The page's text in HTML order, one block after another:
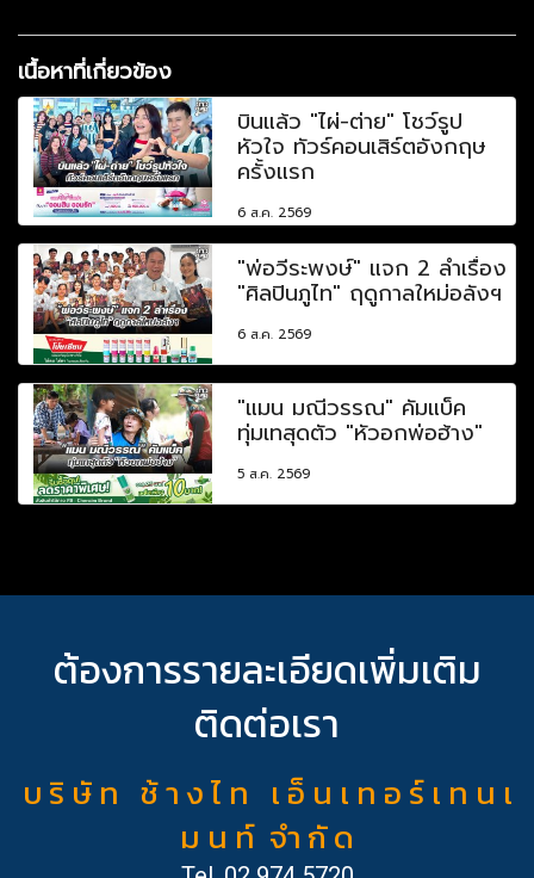
เนื้อหาที่เกี่ยวข้อง
บินแล้ว "ไผ่-ต่าย" โชว์รูป
หัวใจ ทัวร์คอนเสิร์ตอังกฤษ
ครั้งแรก
6 ส.ค. 2569
"พ่อวีระพงษ์" แจก 2 ลำเรื่อง
"ศิลปินภูไท" ฤดูกาลใหม่อลังฯ
6 ส.ค. 2569
"แมน มณีวรรณ" คัมแบ็ค
ทุ่มเทสุดตัว "หัวอกพ่อฮ้าง"
5 ส.ค. 2569
ต้องการรายละเอียดเพิ่มเติม
ติดต่อเรา
บ ริ ษั ท ช้ า ง ไ ท เ อ็ น เ ท อ ร์ เ ท น เ
ม น ท์ จำ กั ด